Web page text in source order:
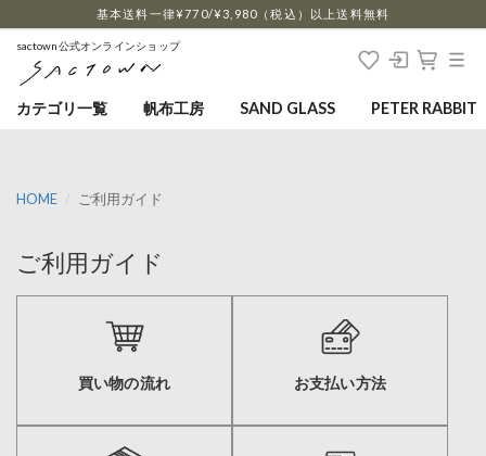
基本送料一律¥770/¥3,980（税込）以上送料無料
sactown公式オンラインショップ
カテゴリ一覧 帆布工房 SAND GLASS PETER RABBIT
HOME ご利用ガイド
ご利用ガイド
買い物の流れ お支払い方法